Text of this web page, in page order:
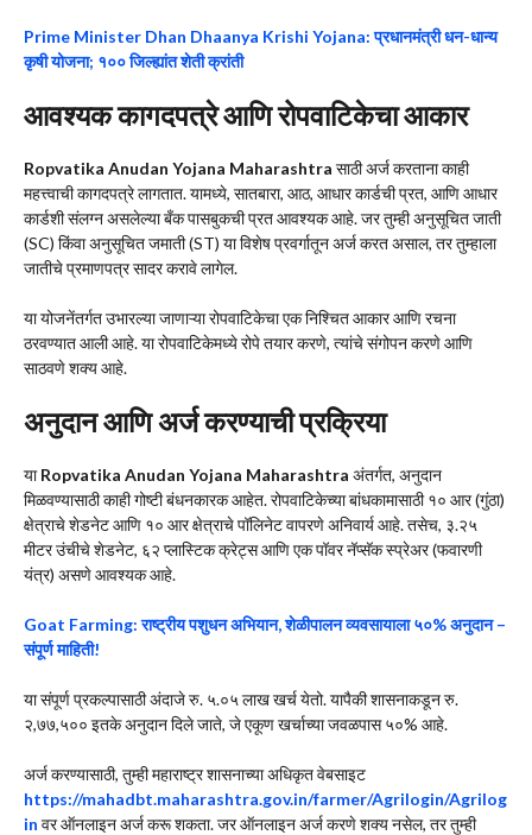
Prime Minister Dhan Dhaanya Krishi Yojana: प्रधानमंत्री धन-धान्य
कृषी योजना; १०० जिल्ह्यांत शेती क्रांती
आवश्यक कागदपत्रे आणि रोपवाटिकेचा आकार
Ropvatika Anudan Yojana Maharashtra साठी अर्ज करताना काही
महत्त्वाची कागदपत्रे लागतात. यामध्ये, सातबारा, आठ, आधार कार्डची प्रत, आणि आधार
कार्डशी संलग्न असलेल्या बँक पासबुकची प्रत आवश्यक आहे. जर तुम्ही अनुसूचित जाती
(SC) किंवा अनुसूचित जमाती (ST) या विशेष प्रवर्गातून अर्ज करत असाल, तर तुम्हाला
जातीचे प्रमाणपत्र सादर करावे लागेल.
या योजनेंतर्गत उभारल्या जाणाऱ्या रोपवाटिकेचा एक निश्चित आकार आणि रचना
ठरवण्यात आली आहे. या रोपवाटिकेमध्ये रोपे तयार करणे, त्यांचे संगोपन करणे आणि
साठवणे शक्य आहे.
अनुदान आणि अर्ज करण्याची प्रक्रिया
याRopvatika Anudan Yojana Maharashtra अंतर्गत, अनुदान
मिळवण्यासाठी काही गोष्टी बंधनकारक आहेत. रोपवाटिकेच्या बांधकामासाठी १० आर (गुंठा)
क्षेत्राचे शेडनेट आणि १० आर क्षेत्राचे पॉलिनेट वापरणे अनिवार्य आहे. तसेच, ३.२५
मीटर उंचीचे शेडनेट, ६२ प्लास्टिक क्रेट्स आणि एक पॉवर नॅप्सॅक स्प्रेअर (फवारणी
यंत्र) असणे आवश्यक आहे.
Goat Farming: राष्ट्रीय पशुधन अभियान, शेळीपालन व्यवसायाला ५०% अनुदान –
संपूर्ण माहिती!
या संपूर्ण प्रकल्पासाठी अंदाजे रु. ५.०५ लाख खर्च येतो. यापैकी शासनाकडून रु.
२,७७,५०० इतके अनुदान दिले जाते, जे एकूण खर्चाच्या जवळपास ५०% आहे.
अर्ज करण्यासाठी, तुम्ही महाराष्ट्र शासनाच्या अधिकृत वेबसाइट
https://mahadbt.maharashtra.gov.in/farmer/Agrilogin/Agrilog
in वर ऑनलाइन अर्ज करू शकता. जर ऑनलाइन अर्ज करणे शक्य नसेल, तर तुम्ही